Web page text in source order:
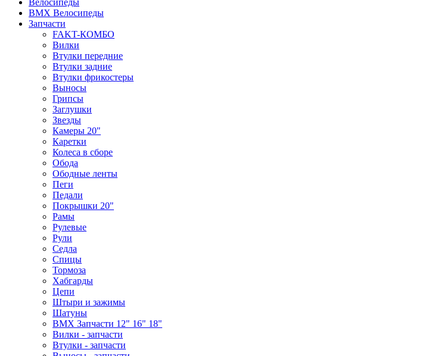
Велосипеды
BMX Велосипеды
Запчасти
FAKT-КОМБО
Вилки
Втулки передние
Втулки задние
Втулки фрикостеры
Выносы
Грипсы
Заглушки
Звезды
Камеры 20"
Каретки
Колеса в сборе
Обода
Ободные ленты
Пеги
Педали
Покрышки 20"
Рамы
Рулевые
Рули
Седла
Спицы
Тормоза
Хабгарды
Цепи
Штыри и зажимы
Шатуны
BMX Запчасти 12" 16" 18"
Вилки - запчасти
Втулки - запчасти